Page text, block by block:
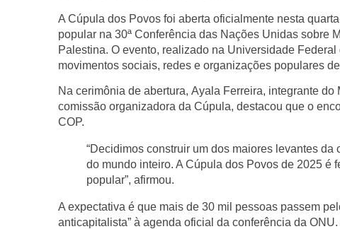
A Cúpula dos Povos foi aberta oficialmente nesta
popular na 30ª Conferência das Nações Unidas sobre
Palestina. O evento, realizado na Universidade Federal
movimentos sociais, redes e organizações populares
Na cerimônia de abertura, Ayala Ferreira, integrante do
comissão organizadora da Cúpula, destacou que o
COP.
“Decidimos construir um dos maiores levantes
do mundo inteiro. A Cúpula dos Povos de 2025 é
popular”, afirmou.
A expectativa é que mais de 30 mil pessoas passem
anticapitalista” à agenda oficial da conferência da